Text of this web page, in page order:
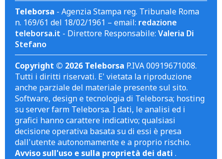
Teleborsa - Agenzia Stampa reg. Tribunale Roma
n. 169/61 del 18/02/1961 – email: redazione
teleborsa.it - Direttore Responsabile: Valeria Di
Stefano
Copyright © 2026 Teleborsa P.IVA 00919671008.
Tutti i diritti riservati. E' vietata la riproduzione
anche parziale del materiale presente sul sito.
Software, design e tecnologia di Teleborsa; hosting
su server farm Teleborsa. I dati, le analisi ed i
grafici hanno carattere indicativo; qualsiasi
decisione operativa basata su di essi è presa
dall'utente autonomamente e a proprio rischio.
Avviso sull'uso e sulla proprietà dei dati .